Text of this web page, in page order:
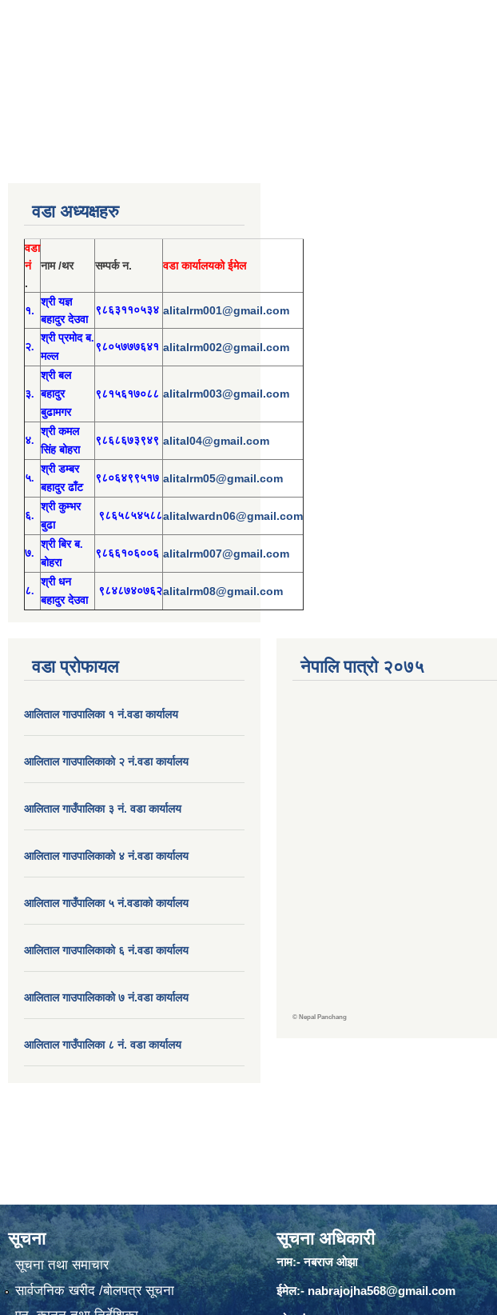
वडा अध्यक्षहरु
वडा
नं
.
नाम /थर सम्पर्क न. वडा कार्यालयको ईमेल
१.
श्री यज्ञ
बहादुर देउवा
९८६३११०५३४ alitalrm001@gmail.com
२.
श्रीप्रमोदब.
मल्ल
९८०५७७७६४१ alitalrm002@gmail.com
३.
श्रीबल
बहादुर
बुढामगर
९८१५६१७०८८ alitalrm003@gmail.com
४.
श्री कमल
सिंह बोहरा
९८६८६७३९४९ alital04@gmail.com
५.
श्री डम्बर
बहादुर ढाँट
९८०६४९९५१७ alitalrm05@gmail.com
६.
श्री कुम्भर
बुढा
९८६५८५४५८८alitalwardn06@gmail.com
७.
श्री बिर ब.
बोहरा
९८६६१०६००६ alitalrm007@gmail.com
८.
श्री धन
बहादुर देउवा
९८४८७४०७६२alitalrm08@gmail.com
वडा प्रोफायल
आलिताल गाउपालिका १ नं.वडा कार्यालय
आलिताल गाउपालिकाको २ नं.वडा कार्यालय
आलिताल गाउँपालिका ३ नं. वडा कार्यालय
आलिताल गाउपालिकाको ४ नं.वडा कार्यालय
आलिताल गाउँपालिका ५ नं.वडाको कार्यालय
आलिताल गाउपालिकाको ६ नं.वडा कार्यालय
आलिताल गाउपालिकाको ७ नं.वडा कार्यालय
आलिताल गाउँपालिका ८ नं. वडा कार्यालय
नेपालि पात्रो २०७५
© Nepal Panchang
सूचना
सूचना तथा समाचार
सार्वजनिक खरीद /बोलपत्र सूचना
सूचना अधिकारी
नाम:- नबराज ओझा
ईमेल:- nabrajojha568@gmail.com